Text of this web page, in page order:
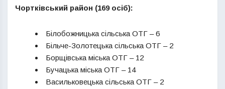
Чортківський район (169 осіб):
Білобожницька сільська ОТГ – 6
Більче-Золотецька сільська ОТГ – 2
Борщівська міська ОТГ – 12
Бучацька міська ОТГ – 14
Васильковецька сільська ОТГ – 2